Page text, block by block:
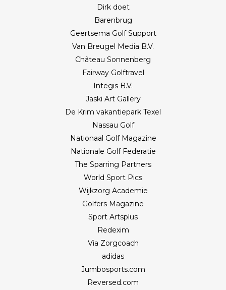
Dirk doet
Barenbrug
Geertsema Golf Support
Van Breugel Media B.V.
Château Sonnenberg
Fairway Golftravel
Integis B.V.
Jaski Art Gallery
De Krim vakantiepark Texel
Nassau Golf
Nationaal Golf Magazine
Nationale Golf Federatie
The Sparring Partners
World Sport Pics
Wijkzorg Academie
Golfers Magazine
Sport Artsplus
Redexim
Via Zorgcoach
adidas
Jumbosports.com
Reversed.com